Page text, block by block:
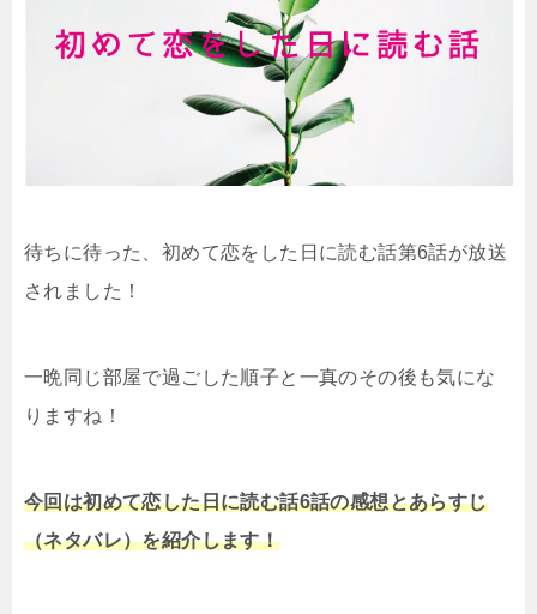
待ちに待った、初めて恋をした日に読む話第6話が放送
されました！
一晩同じ部屋で過ごした順子と一真のその後も気にな
りますね！
今回は初めて恋した日に読む話6話の感想とあらすじ
（ネタバレ）を紹介します！